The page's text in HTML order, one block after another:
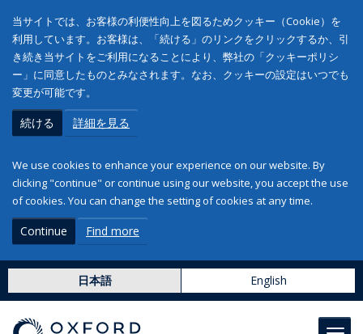
当サイトでは、お客様の利便性向上を図るためクッキー（Cookie）を
利用しています。お客様は、「続ける」のリンクをクリックするか、引
き続き当サイトをご利用になることにより、弊社の「クッキーポリシ
ー」に同意したものとみなされます。なお、クッキーの設定はいつでも
変更が可能です。
続ける 詳細を見る
We use cookies to enhance your experience on our website. By
clicking "continue" or continue using our website, you accept the use
of cookies. You can change the setting of cookies at any time.
Continue Find more
日本語 English